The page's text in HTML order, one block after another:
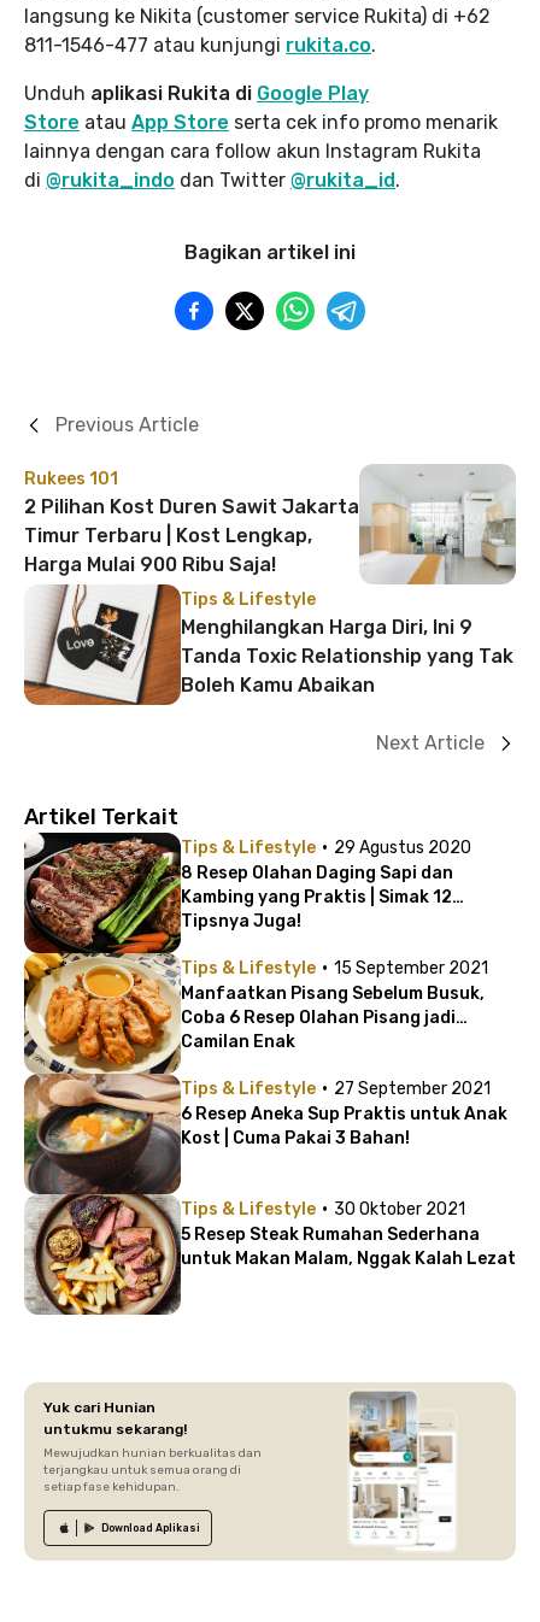
langsung ke Nikita (customer service Rukita) di +62
811-1546-477 atau kunjungi rukita.co.
Unduh aplikasi Rukita di Google Play
Store atau App Store serta cek info promo menarik
lainnya dengan cara follow akun Instagram Rukita
di @rukita_indo dan Twitter @rukita_id.
Bagikan artikel ini
Rukees 101
2 Pilihan Kost Duren Sawit Jakarta
Timur Terbaru | Kost Lengkap,
Harga Mulai 900 Ribu Saja!
Previous Article
Tips & Lifestyle
Menghilangkan Harga Diri, Ini 9
Tanda Toxic Relationship yang Tak
Boleh Kamu Abaikan
Next Article
Artikel Terkait
Tips & Lifestyle · 29 Agustus 2020
8 Resep Olahan Daging Sapi dan
Kambing yang Praktis | Simak 12
Tipsnya Juga!
Tips & Lifestyle · 15 September 2021
Manfaatkan Pisang Sebelum Busuk,
Coba 6 Resep Olahan Pisang jadi
Camilan Enak
Tips & Lifestyle · 27 September 2021
6 Resep Aneka Sup Praktis untuk Anak
Kost | Cuma Pakai 3 Bahan!
Tips & Lifestyle · 30 Oktober 2021
5 Resep Steak Rumahan Sederhana
untuk Makan Malam, Nggak Kalah Lezat
Yuk cari Hunian
untukmu sekarang!
Mewujudkan hunian berkualitas dan
terjangkau untuk semua orang di
setiap fase kehidupan.
Download Aplikasi